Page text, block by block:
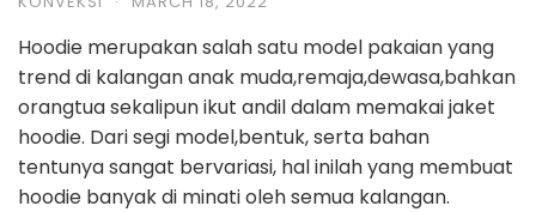
Hoodie merupakan salah satu model pakaian yang
trend di kalangan anak muda,remaja,dewasa,bahkan
orangtua sekalipun ikut andil dalam memakai jaket
hoodie. Dari segi model,bentuk, serta bahan
tentunya sangat bervariasi, hal inilah yang membuat
hoodie banyak di minati oleh semua kalangan.